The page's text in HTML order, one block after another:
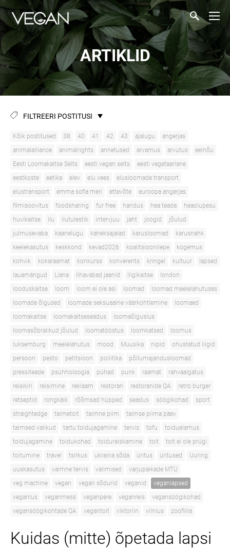
ARTIKLID
FILTREERI POSTITUSI
Kõik postitused 38 40 41 42 43 ajalugu
angerjas
animalalliance
animalrights annetused arvamus arvutus
eelnõu
Eesti Loomakaitse Selts
eesti vegan selts
eesti vegetaarlane
eestkoste
eetika elev elu vees
elusloomade transport
elustransport
emma sofia meri ettevõte
euroopa angerjas
filmisoovitus
foodsharing fur free haridus hea teada
heaolupesu
huvikaitse
ilu ilutulestik intervjuu jaht joogid
jõulud
julmusevaba
kaanelugu kaheksajalad karusloomad
karusnahk
keelekasutus
keskkond kevad2026 koalitsioonilepe
kogemus
kohvik
kokaraamat konkurss konverents kringel kultuur
lapsed
lauamängud
Liana lihavabad jaanid liigikaitse
london
looduskaitse
loom loom ei ole asi loomad
loomad meelelahutuses
loomade õigused
loomade seksuaalne väärkohtlemine
loomaed
loomakaitse
loomakaitseseadus
loomaõiguslus
loomasõbralikud jõulud
loomatööstus loomkatsed
loomus
luksemburg
meelelahutus mood Muusika nipid
ohustatud liigid
persoon
pesto petitsioon poliitika
põllumajandusloomad
pressiteade
psühholoogia pühad punk raamat
rahvaalgatus
reisikiri
reisimine reklaam restoran restoranide QA
retro burger
retseptid
rongkäik rõõmsad hüpped seadus söögikohad
sport
straightedge
taimetoit taimne piim
taimse piima päev
taimsed valikud
tartu toidujagamine tervis tofu
toiduelamus
toidujagamine
toidukohad toiduraiskamine toit
toit ei ole prügi
toitumine
travel tsirkus ukraina sõda üritus üritused
Uuring
uuskasutus
vaimne tervis valimised
varjupaikade MTÜ
veg machine
vegan vegan sõdurid veganid
veganlapsed
veganlus
veganmess veganpere veganreis
vegansöögikohad
vegansöögikohtade QA
vegantoit viktoriin vilnius zoofiilia
Kuidas (mitte) õpetada lapsi